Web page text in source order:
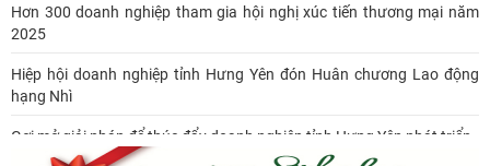
Hơn 300 doanh nghiệp tham gia hội nghị xúc tiến thương mại năm
2025
Hiệp hội doanh nghiệp tỉnh Hưng Yên đón Huân chương Lao động
hạng Nhì
Gợi mở giải pháp để thúc đẩy doanh nghiệp tỉnh Hưng Yên phát triển